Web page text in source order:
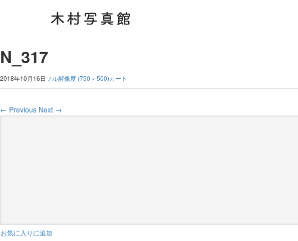
N_317
2018年10月16日フル解像度 (750 × 500)カート
← Previous Next →
お気に入りに追加